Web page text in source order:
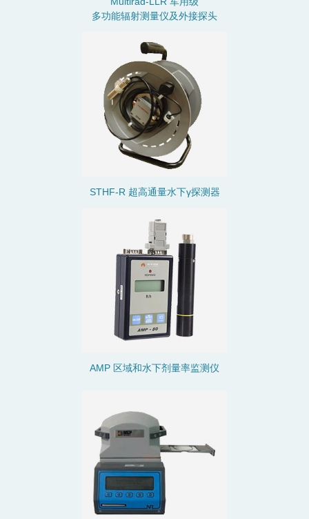
多功能辐射测量仪及外接探头
STHF-R 超高通量水下γ探测器
AMP 区域和水下剂量率监测仪